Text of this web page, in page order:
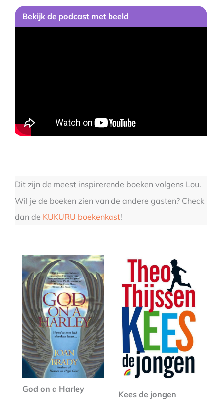
Bekijk de podcast met beeld
Dit zijn de meest inspirerende boeken volgens Lou.
Wil je de boeken zien van de andere gasten? Check
dan de KUKURU boekenkast!
God on a Harley
Kees de jongen